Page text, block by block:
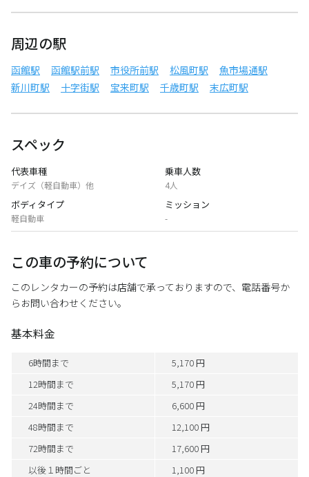
周辺の駅
函館駅 函館駅前駅 市役所前駅 松風町駅
魚市場通駅
新川町駅
十字街駅 宝来町駅 千歳町駅 末広町駅
スペック
代表車種
デイズ（軽自動車）他
乗車人数
4人
ボディタイプ
軽自動車
ミッション
-
この車の予約について
このレンタカーの予約は店舗で承っておりますので、電話番号か
らお問い合わせください。
基本料金
6時間まで
5,170 円
12時間まで
5,170 円
24時間まで
6,600 円
48時間まで
12,100 円
72時間まで
17,600 円
以後１時間ごと
1,100 円